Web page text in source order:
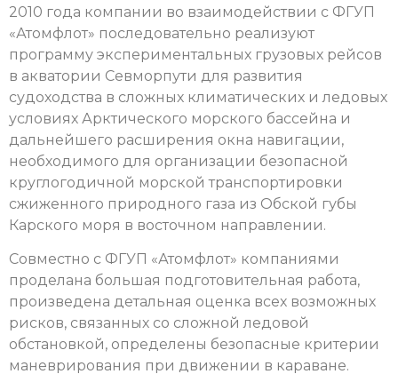
2010 года компании во взаимодействии с ФГУП
«Атомфлот» последовательно реализуют
программу экспериментальных грузовых рейсов
в акватории Севморпути для развития
судоходства в сложных климатических и ледовых
условиях Арктического морского бассейна и
дальнейшего расширения окна навигации,
необходимого для организации безопасной
круглогодичной морской транспортировки
сжиженного природного газа из Обской губы
Карского моря в восточном направлении.
Совместно с ФГУП «Атомфлот» компаниями
проделана большая подготовительная работа,
произведена детальная оценка всех возможных
рисков, связанных со сложной ледовой
обстановкой, определены безопасные критерии
маневрирования при движении в караване.